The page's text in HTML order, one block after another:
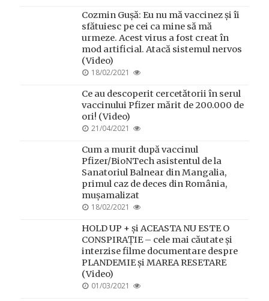
Cozmin Gușă: Eu nu mă vaccinez și îi
sfătuiesc pe cei ca mine să mă
urmeze. Acest virus a fost creat în
mod artificial. Atacă sistemul nervos
(Video)
POSTED
18/02/2021
Ce au descoperit cercetătorii în serul
vaccinului Pfizer mărit de 200.000 de
ori! (Video)
POSTED
21/04/2021
Cum a murit după vaccinul
Pfizer/BioNTech asistentul de la
Sanatoriul Balnear din Mangalia,
primul caz de deces din România,
mușamalizat
POSTED
18/02/2021
HOLD UP + și ACEASTA NU ESTE O
CONSPIRAȚIE – cele mai căutate și
interzise filme documentare despre
PLANDEMIE și MAREA RESETARE
(Video)
POSTED
01/03/2021